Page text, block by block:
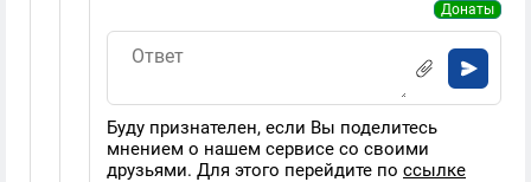
Донаты
Буду признателен, если Вы поделитесь
мнением о нашем сервисе со своими
друзьями. Для этого перейдите по ссылке